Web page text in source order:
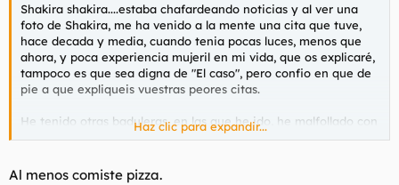
Shakira shakira....estaba chafardeando noticias y al ver una
foto de Shakira, me ha venido a la mente una cita que tuve,
hace decada y media, cuando tenia pocas luces, menos que
ahora, y poca experiencia mujeril en mi vida, que os explicaré,
tampoco es que sea digna de "El caso", pero confio en que de
pie a que expliqueis vuestras peores citas.
He tenido otras baduleras, en las que he ido, he malfollado con
poca o ninguna gracia, y vuelto a casa, pero considero este
Haz clic para expandir...
Al menos comiste pizza.